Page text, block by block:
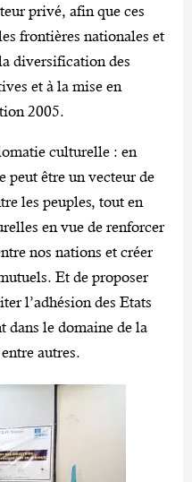
privé, afin que ces
frontières nationales et
diversification des
et à la mise en
2005.
culturelle : en
peut être un vecteur de
les peuples, tout en
en vue de renforcer
nos nations et créer
Et de proposer
l’adhésion des Etats
dans le domaine de la
autres.